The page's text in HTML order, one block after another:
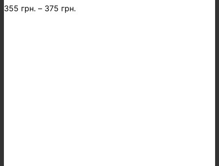
355 грн. – 375 грн.